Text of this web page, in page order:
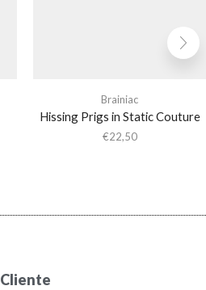
Brainiac
Hissing Prigs in Static Couture
€22,50
Cliente